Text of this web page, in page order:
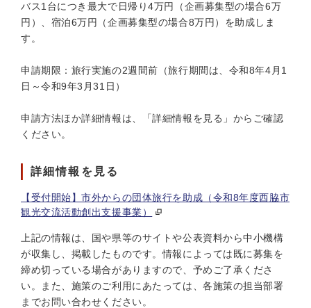
バス1台につき最大で日帰り4万円（企画募集型の場合6万
円）、宿泊6万円（企画募集型の場合8万円）を助成しま
す。
申請期限：旅行実施の2週間前（旅行期間は、令和8年4月1
日～令和9年3月31日）
申請方法ほか詳細情報は、「詳細情報を見る」からご確認
ください。
詳細情報を見る
【受付開始】市外からの団体旅行を助成（令和8年度西脇市
観光交流活動創出支援事業）
上記の情報は、国や県等のサイトや公表資料から中小機構
が収集し、掲載したものです。情報によっては既に募集を
締め切っている場合がありますので、予めご了承くださ
い。また、施策のご利用にあたっては、各施策の担当部署
までお問い合わせください。